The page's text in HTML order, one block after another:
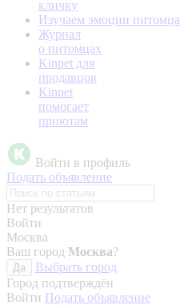
кличку
Изучаем эмоции питомца
Журнал
о питомцах
Kinpet для
продавцов
Kinpet
помогает
приютам
Войти в профиль
Подать объявление
Нет результатов
Войти
Москва
Ваш город Москва?
Да
Выбрать город
Город подтверждён
Войти Подать объявление